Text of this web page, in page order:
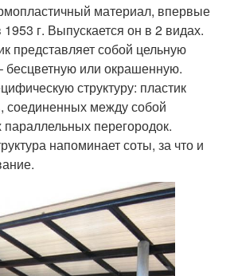
материал, впервые
г. Выпускается он в 2 видах.
представляет собой цельную
бесцветную или окрашенную.
структуру: пластик
соединенных между собой
перегородок.
напоминает соты, за что и